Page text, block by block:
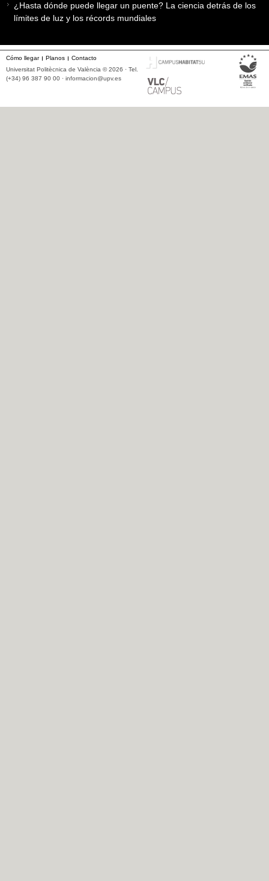
¿Hasta dónde puede llegar un puente? La ciencia detrás de los
límites de luz y los récords mundiales
Cómo llegar Planos
Contacto
Universitat Politècnica de València © 2026 · Tel.
(+34) 96 387 90 00 · informacion@upv.es